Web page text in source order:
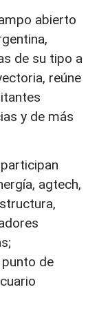
abierto
de su tipo a
reúne
y de más
agtech,
de